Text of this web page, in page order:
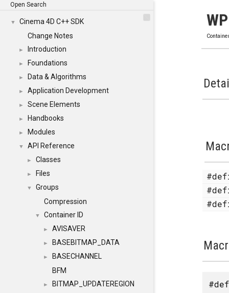
Open Search
▼
Cinema 4D C++ SDK
Change Notes
► Introduction
► Foundations
► Data & Algorithms
► Application Development
► Scene Elements
► Handbooks
► Modules
▼ API Reference
► Classes
► Files
▼
Groups
Compression
▼ Container ID
► AVISAVER
► BASEBITMAP_DATA
►
BASECHANNEL
BFM
► BITMAP_UPDATEREGION